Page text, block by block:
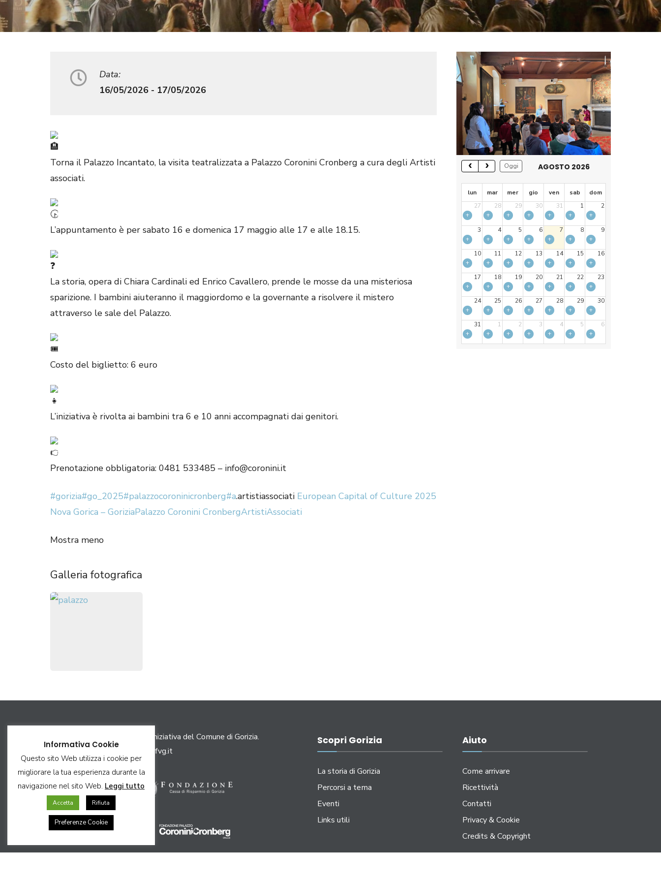
Data:
16/05/2026 - 17/05/2026
Torna il Palazzo Incantato, la visita teatralizzata a Palazzo Coronini Cronberg a cura degli Artisti
associati.
L’appuntamento è per sabato 16 e domenica 17 maggio alle 17 e alle 18.15.
La storia, opera di Chiara Cardinali ed Enrico Cavallero, prende le mosse da una misteriosa
sparizione. I bambini aiuteranno il maggiordomo e la governante a risolvere il mistero
attraverso le sale del Palazzo.
Costo del biglietto: 6 euro
L’iniziativa è rivolta ai bambini tra 6 e 10 anni accompagnati dai genitori.
Prenotazione obbligatoria: 0481 533485 – info@coronini.it
#gorizia#go_2025#palazzocoroninicronberg#a.artistiassociati European Capital of Culture 2025
Nova Gorica – GoriziaPalazzo Coronini CronbergArtistiAssociati
Mostra meno
Galleria fotografica
Oggi AGOSTO 2026
lun mar mer gio ven sab
dom
27
28 29 30 31 1
2
+
+ + + + +
+
3
4 5 6 7 8
9
+
+ + + + +
+
10
11 12 13 14 15
16
+
+ + + + +
+
17
18 19 20 21 22
23
+
+ + + + +
+
24
25 26 27 28 29
30
+
+ + + + +
+
31
1 2 3 4 5
6
+
+ + + + + +
Il portale scopri.gorizia.it è un’iniziativa del Comune di Gorizia.
comune.gorizia@certgov.fvg.it
Scopri Gorizia
La storia di Gorizia
Percorsi a tema
Eventi
Links utili
Aiuto
Come arrivare
Ricettività
Contatti
Privacy & Cookie
Credits & Copyright
Informativa Cookie
Questo sito Web utilizza i cookie per
migliorare la tua esperienza durante la
navigazione nel sito Web. Leggi tutto
Accetta Rifiuta
Preferenze Cookie